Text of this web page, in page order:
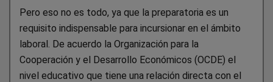
Pero eso no es todo, ya que la preparatoria es un
requisito indispensable para incursionar en el ámbito
laboral. De acuerdo la Organización para la
Cooperación y el Desarrollo Económicos (OCDE) el
nivel educativo que tiene una relación directa con el